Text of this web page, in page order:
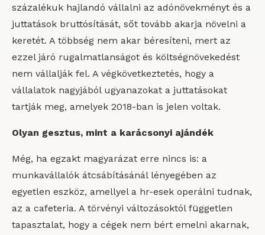
százalékuk hajlandó vállalni az adónövekményt és a
juttatások bruttósítását, sőt tovább akarja növelni a
keretét. A többség nem akar béresíteni, mert az
ezzel járó rugalmatlanságot és költségnövekedést
nem vállalják fel. A végkövetkeztetés, hogy a
vállalatok nagyjából ugyanazokat a juttatásokat
tartják meg, amelyek 2018-ban is jelen voltak.
Olyan gesztus, mint a karácsonyi ajándék
Még, ha egzakt magyarázat erre nincs is: a
munkavállalók átcsábításánál lényegében az
egyetlen eszköz, amellyel a hr-esek operálni tudnak,
az a cafeteria. A törvényi változásoktól független
tapasztalat, hogy a cégek nem bért emelni akarnak,